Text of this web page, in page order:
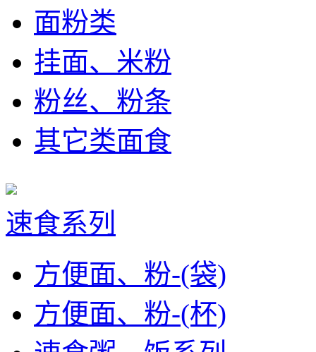
面粉类
挂面、米粉
粉丝、粉条
其它类面食
速食系列
方便面、粉-(袋)
方便面、粉-(杯)